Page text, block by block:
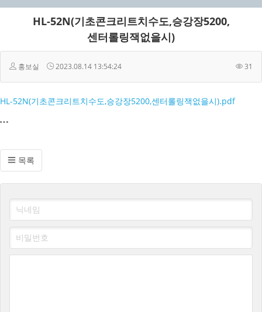
HL-52N(기초콘크리트치수도,승강장5200,
센터롤링잭없을시)
홍보실 2023.08.14 13:54:24 31
HL-52N(기초콘크리트치수도,승강장5200,센터롤링잭없을시).pdf
목록